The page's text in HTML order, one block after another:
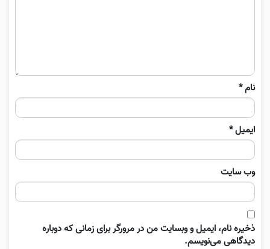
نام*
ایمیل*
وب‌ سایت
ذخیره نام، ایمیل و وبسایت من در مرورگر برای زمانی که دوباره
دیدگاهی می‌نویسم.